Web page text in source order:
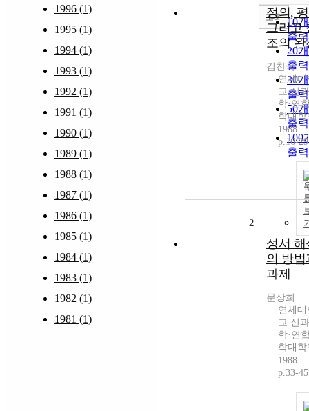
1996 (1)
1995 (1)
1994 (1)
1993 (1)
1992 (1)
1991 (1)
1990 (1)
1989 (1)
1988 (1)
1987 (1)
1986 (1)
1985 (1)
1984 (1)
1983 (1)
1982 (1)
1981 (1)
10
출력
20
출력
30
출력
50
출력
100
출력
조회
정의,
그리고
조의 완
김찬국
연세대
교 신
학·연
학대학
1988
p.16-29
2
성서 해
의 방법
과제
문상희
연세대
교 신
학·연
학대학
1988
p.33-45